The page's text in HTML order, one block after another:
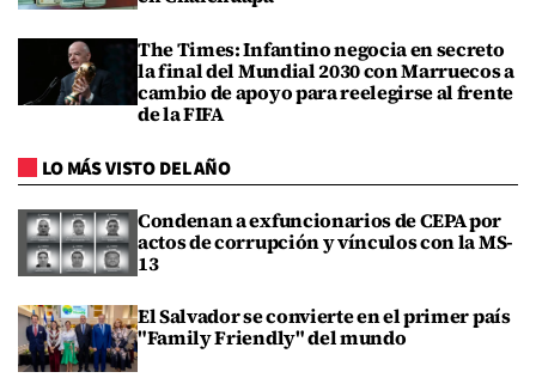
The Times: Infantino negocia en secreto
la final del Mundial 2030 con Marruecos a
cambio de apoyo para reelegirse al frente
de la FIFA
LO MÁS VISTO DEL AÑO
Condenan a exfuncionarios de CEPA por
actos de corrupción y vínculos con la MS-
13
El Salvador se convierte en el primer país
"Family Friendly" del mundo